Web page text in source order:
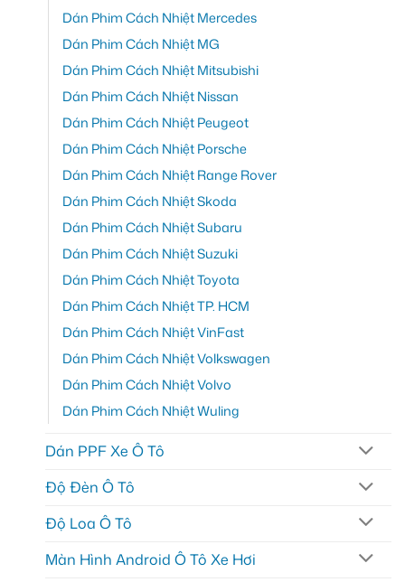
Dán Phim Cách Nhiệt Mercedes
Dán Phim Cách Nhiệt MG
Dán Phim Cách Nhiệt Mitsubishi
Dán Phim Cách Nhiệt Nissan
Dán Phim Cách Nhiệt Peugeot
Dán Phim Cách Nhiệt Porsche
Dán Phim Cách Nhiệt Range Rover
Dán Phim Cách Nhiệt Skoda
Dán Phim Cách Nhiệt Subaru
Dán Phim Cách Nhiệt Suzuki
Dán Phim Cách Nhiệt Toyota
Dán Phim Cách Nhiệt TP. HCM
Dán Phim Cách Nhiệt VinFast
Dán Phim Cách Nhiệt Volkswagen
Dán Phim Cách Nhiệt Volvo
Dán Phim Cách Nhiệt Wuling
Dán PPF Xe Ô Tô
Độ Đèn Ô Tô
Độ Loa Ô Tô
Màn Hình Android Ô Tô Xe Hơi